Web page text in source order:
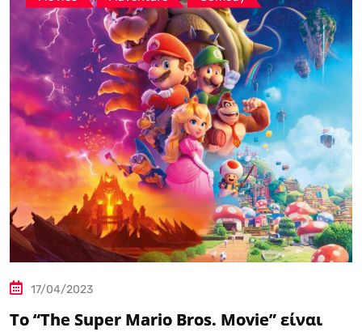
17/04/2023
Το “The Super Mario Bros. Movie” είναι